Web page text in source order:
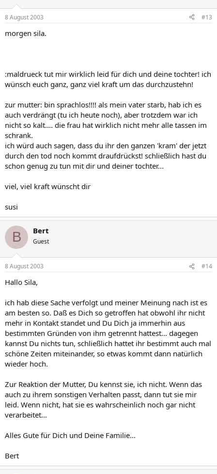
8 August 2003 #13
morgen sila.
:maldrueck tut mir wirklich leid für dich und deine tochter! ich
wünsch euch ganz, ganz viel kraft um das durchzustehn!
zur mutter: bin sprachlos!!!! als mein vater starb, hab ich es
auch verdrängt (tu ich heute noch), aber trotzdem war ich
nicht so kalt.... die frau hat wirklich nicht mehr alle tassen im
schrank.
ich würd auch sagen, dass du ihr den ganzen 'kram' der jetzt
durch den tod noch kommt draufdrückst! schließlich hast du
schon genug zu tun mit dir und deiner tochter...
viel, viel kraft wünscht dir
susi
B Bert
Guest
8 August 2003 #14
Hallo Sila,
ich hab diese Sache verfolgt und meiner Meinung nach ist es
am besten so. Daß es Dich so getroffen hat obwohl ihr nicht
mehr in Kontakt standet und Du Dich ja immerhin aus
bestimmten Gründen von ihm getrennt hattest... dagegen
kannst Du nichts tun, schließlich hattet ihr bestimmt auch mal
schöne Zeiten miteinander, so etwas kommt dann natürlich
wieder hoch.
Zur Reaktion der Mutter, Du kennst sie, ich nicht. Wenn das
auch zu ihrem sonstigen Verhalten passt, dann tut sie mir
leid. Wenn nicht, hat sie es wahrscheinlich noch gar nicht
verarbeitet...
Alles Gute für Dich und Deine Familie...
Bert